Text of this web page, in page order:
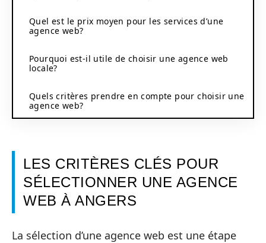
Quel est le prix moyen pour les services d’une
agence web?
Pourquoi est-il utile de choisir une agence web
locale?
Quels critères prendre en compte pour choisir une
agence web?
LES CRITÈRES CLÉS POUR
SÉLECTIONNER UNE AGENCE
WEB À ANGERS
La sélection d’une agence web est une étape